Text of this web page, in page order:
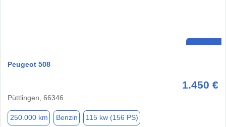
Peugeot 508
1.450 €
Püttlingen, 66346
250.000 km Benzin 115 kw (156 PS)